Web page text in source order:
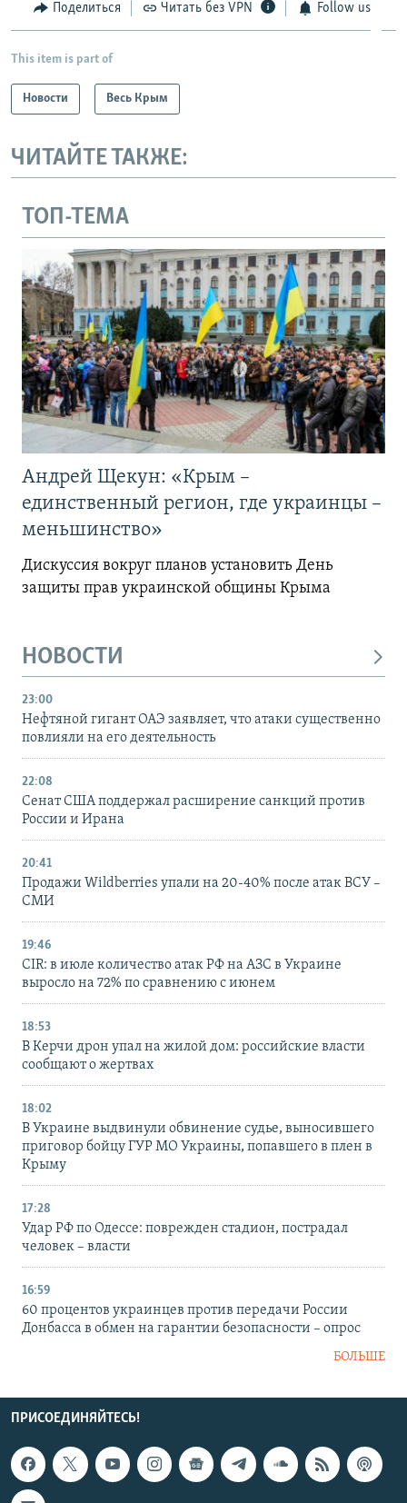
Поделиться Читать без VPN Follow us
This item is part of
Новости Весь Крым
ЧИТАЙТЕ ТАКЖЕ:
ТОП-ТЕМА
Андрей Щекун: «Крым –
единственный регион, где украинцы –
меньшинство»
Дискуссия вокруг планов установить День
защиты прав украинской общины Крыма
НОВОСТИ
23:00
Нефтяной гигант ОАЭ заявляет, что атаки существенно
повлияли на его деятельность
22:08
Сенат США поддержал расширение санкций против
России и Ирана
20:41
Продажи Wildberries упали на 20-40% после атак ВСУ –
СМИ
19:46
CIR: в июле количество атак РФ на АЗС в Украине
выросло на 72% по сравнению с июнем
18:53
В Керчи дрон упал на жилой дом: российские власти
сообщают о жертвах
18:02
В Украине выдвинули обвинение судье, выносившего
приговор бойцу ГУР МО Украины, попавшего в плен в
Крыму
17:28
Удар РФ по Одессе: поврежден стадион, пострадал
человек – власти
16:59
60 процентов украинцев против передачи России
Донбасса в обмен на гарантии безопасности – опрос
БОЛЬШЕ
ПРИСОЕДИНЯЙТЕСЬ!